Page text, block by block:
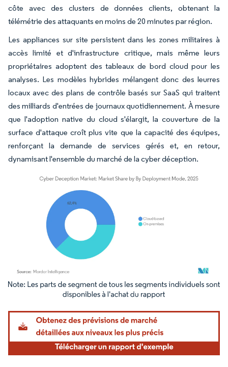
côte avec des clusters de données clients, obtenant la
télémétrie des attaquants en moins de 20 minutes par région.
Les appliances sur site persistent dans les zones militaires à
accès limité et d'infrastructure critique, mais même leurs
propriétaires adoptent des tableaux de bord cloud pour les
analyses. Les modèles hybrides mélangent donc des leurres
locaux avec des plans de contrôle basés sur SaaS qui traitent
des milliards d'entrées de journaux quotidiennement. À mesure
que l'adoption native du cloud s'élargit, la couverture de la
surface d'attaque croît plus vite que la capacité des équipes,
renforçant la demande de services gérés et, en retour,
dynamisant l'ensemble du marché de la cyber déception.
Image © Mordor Intelligence. La réutilisation nécessite une attribution sous CC BY